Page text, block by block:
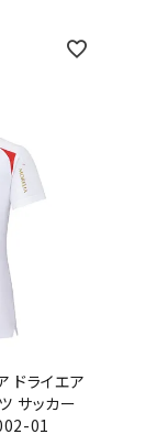
グシューズ
ア
ツ
クス
プ
グ・ポーチ
リー
ア
アウェア
ドアウェア
ドライエア
サッカー
01